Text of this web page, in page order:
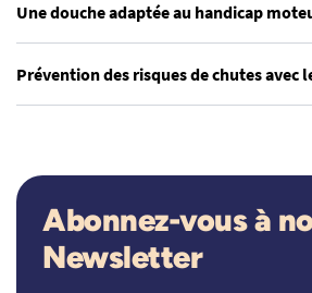
Une douche adaptée au handicap
Prévention des risques de chutes avec
Abonnez-vous à
Newsletter